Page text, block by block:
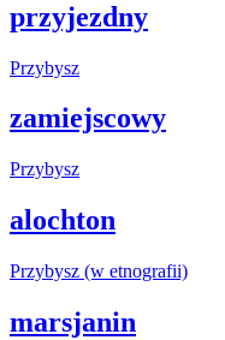
przyjezdny
Przybysz
zamiejscowy
Przybysz
alochton
Przybysz (w etnografii)
marsjanin